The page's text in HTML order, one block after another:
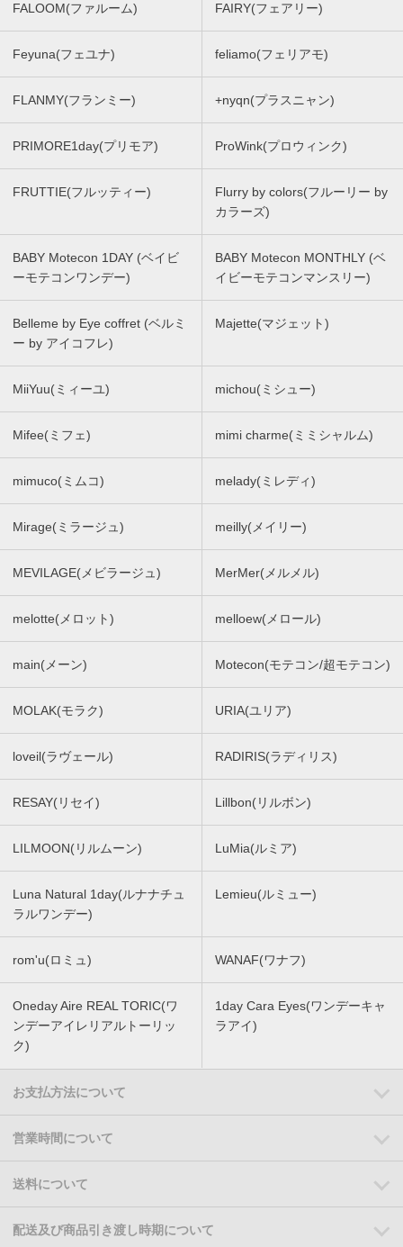
FALOOM(ファルーム) FAIRY(フェアリー)
Feyuna(フェユナ) feliamo(フェリアモ)
FLANMY(フランミー) +nyqn(プラスニャン)
PRIMORE1day(プリモア) ProWink(プロウィンク)
FRUTTIE(フルッティー)
Flurry by colors(フルーリー by
カラーズ)
BABY Motecon 1DAY (ベイビ
ーモテコンワンデー)
BABY Motecon MONTHLY (ベ
イビーモテコンマンスリー)
Belleme by Eye coffret (ベルミ
ー by アイコフレ)
Majette(マジェット)
MiiYuu(ミィーユ) michou(ミシュー)
Mifee(ミフェ) mimi charme(ミミシャルム)
mimuco(ミムコ) melady(ミレディ)
Mirage(ミラージュ) meilly(メイリー)
MEVILAGE(メビラージュ) MerMer(メルメル)
melotte(メロット) melloew(メロール)
main(メーン) Motecon(モテコン/超モテコン)
MOLAK(モラク) URIA(ユリア)
loveil(ラヴェール) RADIRIS(ラディリス)
RESAY(リセイ) Lillbon(リルボン)
LILMOON(リルムーン) LuMia(ルミア)
Luna Natural 1day(ルナナチュ
ラルワンデー)
Lemieu(ルミュー)
rom'u(ロミュ) WANAF(ワナフ)
Oneday Aire REAL TORIC(ワ
ンデーアイレリアルトーリッ
ク)
1day Cara Eyes(ワンデーキャ
ラアイ)
お支払方法について
営業時間について
送料について
配送及び商品引き渡し時期について